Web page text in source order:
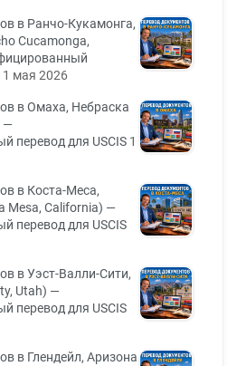
в Ранчо-Кукамонга,
Cucamonga,
1 мая 2026
в Омаха, Небраска
—
перевод для USCIS 1
в Коста-Меса,
Mesa, California) —
перевод для USCIS
в Уэст-Валли-Сити,
Utah) —
перевод для USCIS
в Глендейл, Аризона